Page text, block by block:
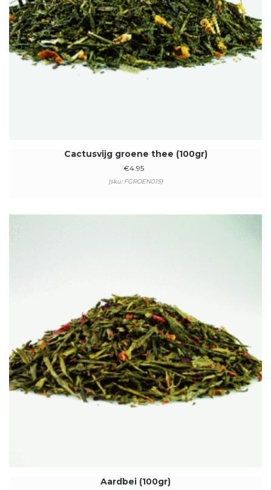
Cactusvijg groene thee (100gr)
€4.95
(sku: FGROEN015)
Aardbei (100gr)